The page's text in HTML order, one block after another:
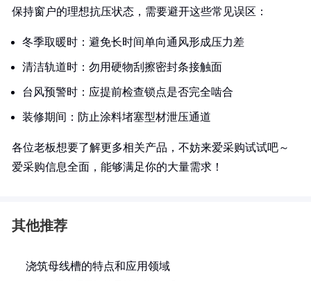
保持窗户的理想抗压状态，需要避开这些常见误区：
冬季取暖时：避免长时间单向通风形成压力差
清洁轨道时：勿用硬物刮擦密封条接触面
台风预警时：应提前检查锁点是否完全啮合
装修期间：防止涂料堵塞型材泄压通道
各位老板想要了解更多相关产品，不妨来爱采购试试吧～
爱采购信息全面，能够满足你的大量需求！
其他推荐
浇筑母线槽的特点和应用领域